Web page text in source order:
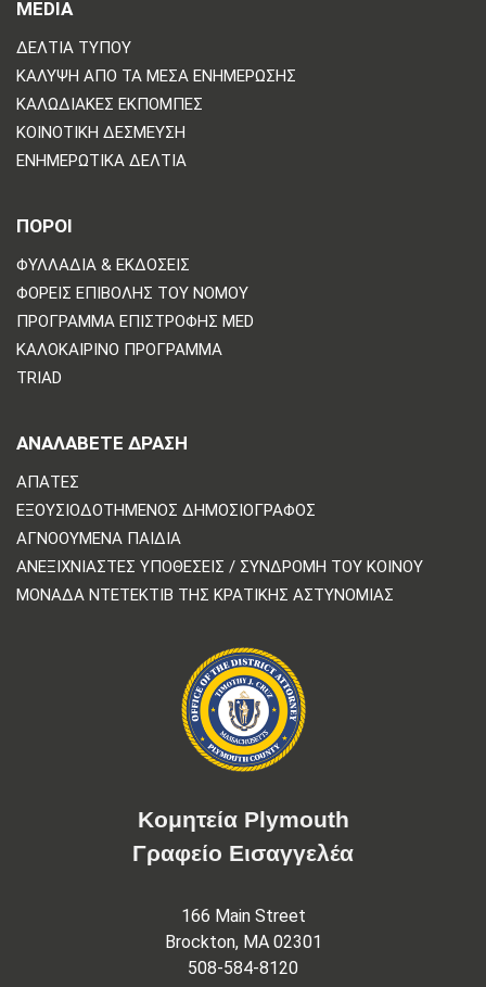
MEDIA
ΔΕΛΤΊΑ ΤΎΠΟΥ
ΚΆΛΥΨΗ ΑΠΌ ΤΑ ΜΈΣΑ ΕΝΗΜΈΡΩΣΗΣ
ΚΑΛΩΔΙΑΚΈΣ ΕΚΠΟΜΠΈΣ
ΚΟΙΝΟΤΙΚΉ ΔΈΣΜΕΥΣΗ
ΕΝΗΜΕΡΩΤΙΚΆ ΔΕΛΤΊΑ
ΠΟΡΟΙ
ΦΥΛΛΆΔΙΑ & ΕΚΔΌΣΕΙΣ
ΦΟΡΕΊΣ ΕΠΙΒΟΛΉΣ ΤΟΥ ΝΌΜΟΥ
ΠΡΌΓΡΑΜΜΑ ΕΠΙΣΤΡΟΦΉΣ MED
ΚΑΛΟΚΑΙΡΙΝΌ ΠΡΌΓΡΑΜΜΑ
TRIAD
ΑΝΑΛΆΒΕΤΕ ΔΡΆΣΗ
ΑΠΆΤΕΣ
ΕΞΟΥΣΙΟΔΟΤΗΜΈΝΟΣ ΔΗΜΟΣΙΟΓΡΆΦΟΣ
ΑΓΝΟΟΎΜΕΝΑ ΠΑΙΔΙΆ
ΑΝΕΞΙΧΝΊΑΣΤΕΣ ΥΠΟΘΈΣΕΙΣ / ΣΥΝΔΡΟΜΉ ΤΟΥ ΚΟΙΝΟΎ
ΜΟΝΆΔΑ ΝΤΕΤΈΚΤΙΒ ΤΗΣ ΚΡΑΤΙΚΉΣ ΑΣΤΥΝΟΜΊΑΣ
Κομητεία Plymouth
Γραφείο Εισαγγελέα
166 Main Street
Brockton, MA 02301
508-584-8120